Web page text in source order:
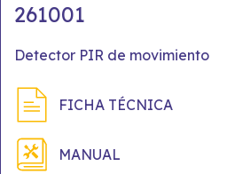
261001
Detector PIR de movimiento
FICHA TÉCNICA
MANUAL